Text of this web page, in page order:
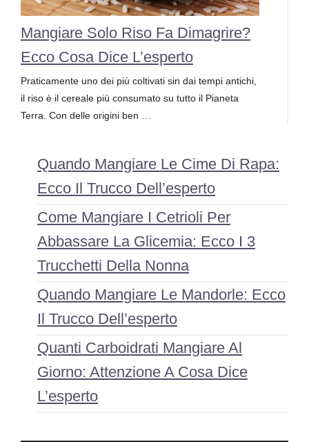
Mangiare Solo Riso Fa Dimagrire?
Ecco Cosa Dice L’esperto
Praticamente uno dei più coltivati sin dai tempi antichi,
il riso è il cereale più consumato su tutto il Pianeta
Terra. Con delle origini ben …
Quando Mangiare Le Cime Di Rapa:
Ecco Il Trucco Dell’esperto
Come Mangiare I Cetrioli Per
Abbassare La Glicemia: Ecco I 3
Trucchetti Della Nonna
Quando Mangiare Le Mandorle: Ecco
Il Trucco Dell’esperto
Quanti Carboidrati Mangiare Al
Giorno: Attenzione A Cosa Dice
L’esperto